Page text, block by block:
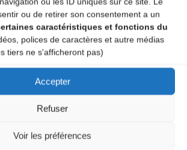
ou de retirer son consentement a un
caractéristiques et fonctions du
polices de caractères et autre médias
tiers ne s'afficheront pas)
Accepter
Refuser
Voir les préférences
du patrimoine et des cultures de
basant notamment sur les documents
par les sites Bécédia et Bretania.
du responsable de la gestion de
en lien avec le reste de l’équipe et les
ou la chef.fe de projet web aura pour
et planifier la conception des
(CV et lettre de motivation) sont à